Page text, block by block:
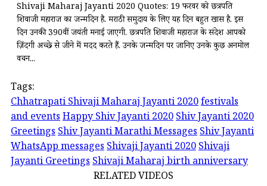
Shivaji Maharaj Jayanti 2020 Quotes: 19 फरवरी को छत्रपति
शिवाजी महाराज का जन्मदिन है. मराठी समुदाय के लिए यह दिन बहुत खास है. इस
दिन उनकी 390वीं जयंती मनाई जाएगी. छत्रपति शिवाजी महाराज के संदेश आपको
ज़िंदगी अच्छे से जीने में मदद करते हैं. उनके जन्मदिन पर जानिए उनके कुछ अनमोल
वचन...
Tags:
Chhatrapati Shivaji Maharaj Jayanti 2020festivals
and eventsHappy Shiv Jayanti 2020Shiv Jayanti 2020
GreetingsShiv Jayanti Marathi MessagesShiv Jayanti
WhatsApp messagesShivaji Jayanti 2020Shivaji
Jayanti GreetingsShivaji Maharaj birth anniversary
RELATED VIDEOS